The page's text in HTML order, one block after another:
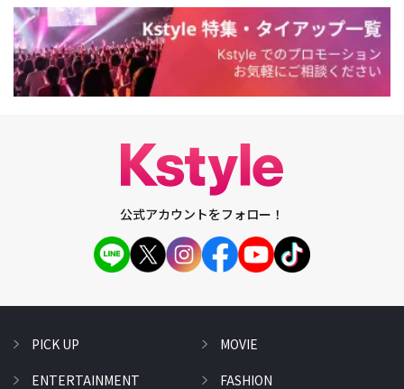
公式アカウントをフォロー！
PICK UP
ENTERTAINMENT
MOVIE
FASHION